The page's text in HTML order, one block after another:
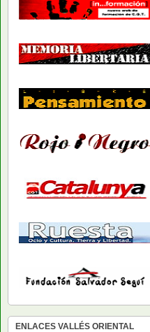
ENLACES VALLÉS ORIENTAL